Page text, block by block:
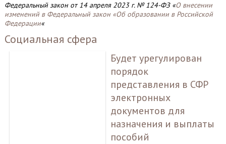
Федеральный закон от 14 апреля 2023 г. № 124-ФЗ «О внесении
изменений в Федеральный закон «Об образовании в Российской
Федерации«
Социальная сфера
Будет урегулирован
порядок
представления в СФР
электронных
документов для
назначения и выплаты
пособий